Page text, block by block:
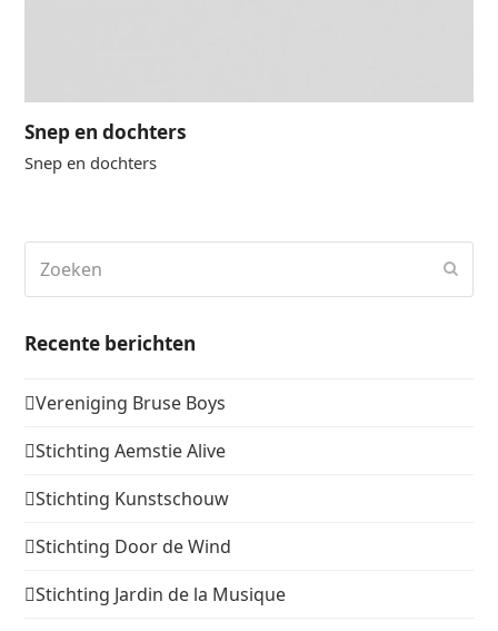
Snep en dochters
Snep en dochters
Recente berichten
Vereniging Bruse Boys
Stichting Aemstie Alive
Stichting Kunstschouw
Stichting Door de Wind
Stichting Jardin de la Musique